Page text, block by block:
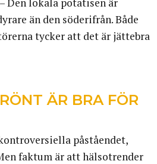
än den söderifrån. Både
tycker att det är jättebra
ÄR BRA FÖR
påståendet,
faktum är att hälsotrender